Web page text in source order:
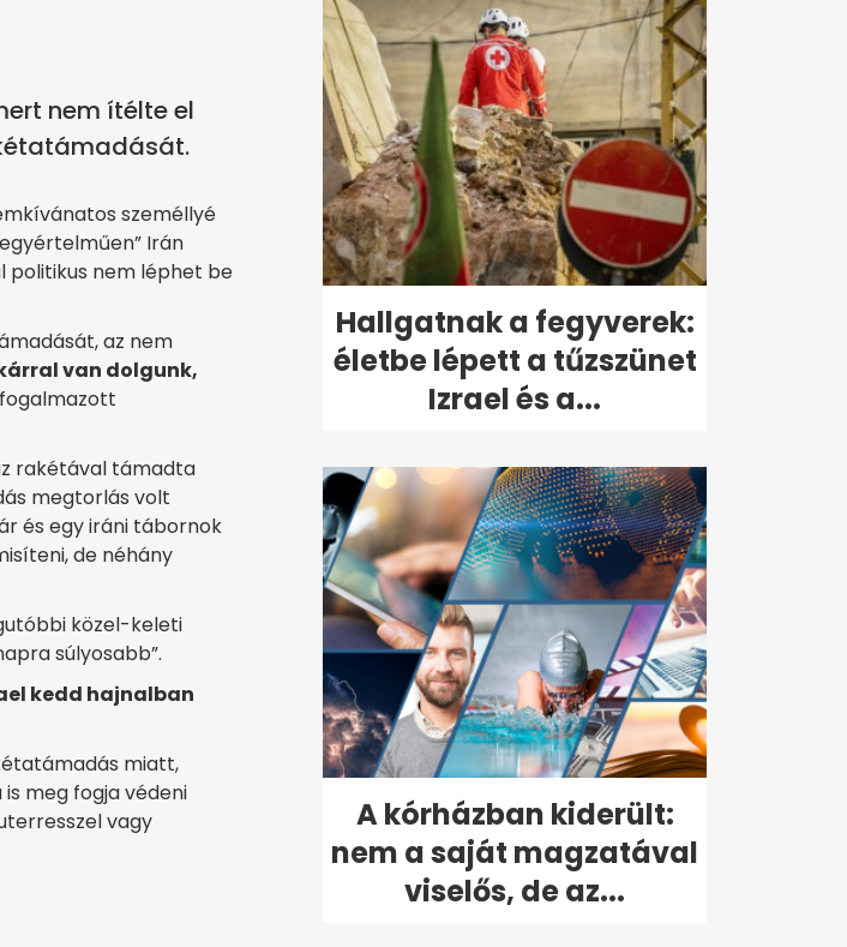
nem ítélte el
személlyé
Irán
politikus nem léphet be
az nem
van dolgunk,
fogalmazott
rakétával támadta
megtorlás volt
és egy iráni tábornok
de néhány
közel-keleti
súlyosabb”.
kedd hajnalban
miatt,
meg fogja védeni
vagy
Hallgatnak a fegyverek:
életbe lépett a tűzszünet
Izrael és a...
A kórházban kiderült:
nem a saját magzatával
viselős, de az...